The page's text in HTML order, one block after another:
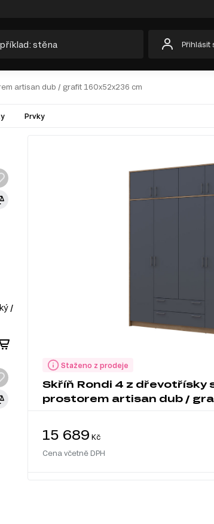
Přihlásit
artisan dub / grafit 160x52x236 cm
Prvky
Staženo z prodeje
Skříň Rondi 4 z dřevotřísky
prostorem artisan dub /
15 689 Kč
Cena včetně DPH
/